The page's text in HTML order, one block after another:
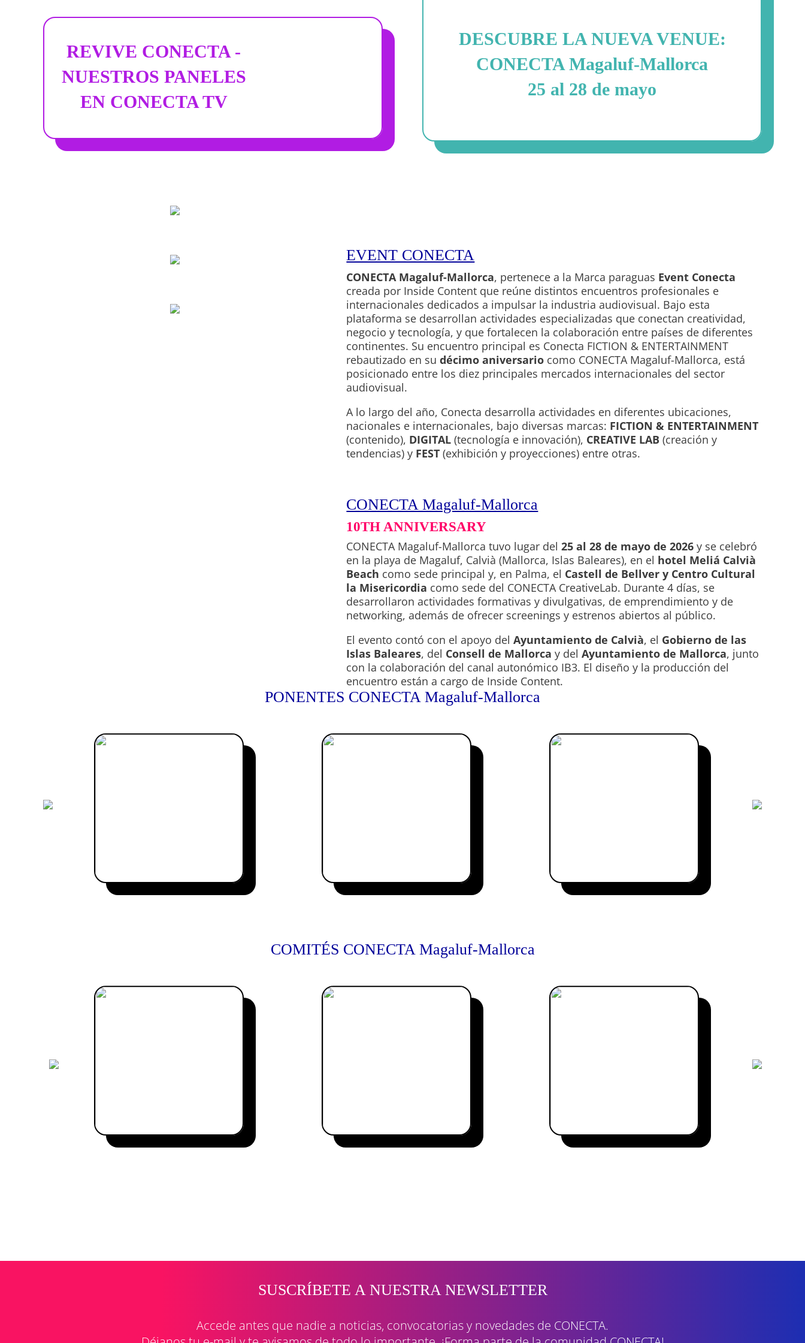
REVIVE CONECTA -
NUESTROS PANELES
EN CONECTA TV
DESCUBRE LA NUEVA VENUE:
CONECTA Magaluf-Mallorca
25 al 28 de mayo
EVENT CONECTA
CONECTA Magaluf-Mallorca, pertenece a la Marca paraguas Event Conecta
creada por Inside Content que reúne distintos encuentros profesionales e
internacionales dedicados a impulsar la industria audiovisual. Bajo esta
plataforma se desarrollan actividades especializadas que conectan creatividad,
negocio y tecnología, y que fortalecen la colaboración entre países de diferentes
continentes. Su encuentro principal es Conecta FICTION & ENTERTAINMENT
rebautizado en sudécimo aniversario como CONECTA Magaluf-Mallorca, está
posicionado entre los diez principales mercados internacionales del sector
audiovisual.
A lo largo del año, Conecta desarrolla actividades en diferentes ubicaciones,
nacionales e internacionales, bajo diversas marcas: FICTION & ENTERTAINMENT
(contenido), DIGITAL (tecnología e innovación), CREATIVE LAB (creación y
tendencias) y FEST (exhibición y proyecciones) entre otras.
CONECTA Magaluf-Mallorca
10TH ANNIVERSARY
CONECTA Magaluf-Mallorca tuvo lugar del25 al 28 de mayo de 2026 y se celebró
en la playa de Magaluf, Calvià (Mallorca, Islas Baleares), en el hotel Meliá Calvià
Beach como sede principal y, en Palma, el Castell de Bellver y Centro Cultural
la Misericordia como sede del CONECTA CreativeLab. Durante 4 días, se
desarrollaron actividades formativas y divulgativas, de emprendimiento y de
networking, además de ofrecer screenings y estrenos abiertos al público.
El evento contó con el apoyo delAyuntamiento de Calvià, el Gobierno de las
Islas Baleares, del Consell de Mallorca y delAyuntamiento de Mallorca, junto
con la colaboración del canal autonómico IB3. El diseño y la producción del
encuentro están a cargo de Inside Content.
PONENTES CONECTA Magaluf-Mallorca
COMITÉS CONECTA Magaluf-Mallorca
SUSCRÍBETE A NUESTRA NEWSLETTER
Accede antes que nadie a noticias, convocatorias y novedades de CONECTA.